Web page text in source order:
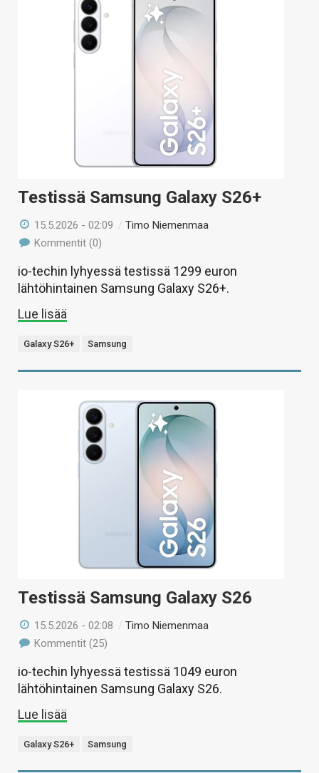
Testissä Samsung Galaxy S26+
15.5.2026 - 02:09 /Timo Niemenmaa
Kommentit (0)
io-techin lyhyessä testissä 1299 euron
lähtöhintainen Samsung Galaxy S26+.
Lue lisää
Galaxy S26+ Samsung
Testissä Samsung Galaxy S26
15.5.2026 - 02:08 /Timo Niemenmaa
Kommentit (25)
io-techin lyhyessä testissä 1049 euron
lähtöhintainen Samsung Galaxy S26.
Lue lisää
Galaxy S26+ Samsung